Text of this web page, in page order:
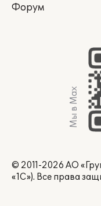
Форум
Мы в Max
© 2011-2026 АО
«1С»). Все права